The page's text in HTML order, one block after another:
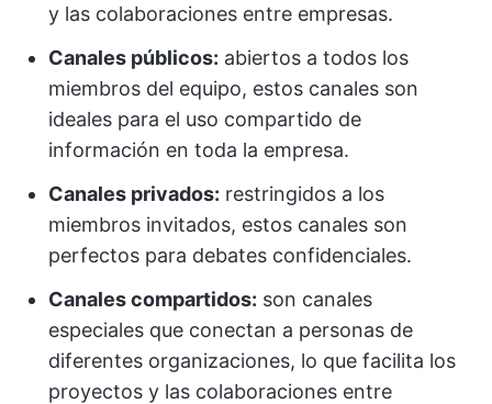
y las colaboraciones entre empresas.
Canales públicos: abiertos a todos los
miembros del equipo, estos canales son
ideales para el uso compartido de
información en toda la empresa.
Canales privados: restringidos a los
miembros invitados, estos canales son
perfectos para debates confidenciales.
Canales compartidos: son canales
especiales que conectan a personas de
diferentes organizaciones, lo que facilita los
proyectos y las colaboraciones entre